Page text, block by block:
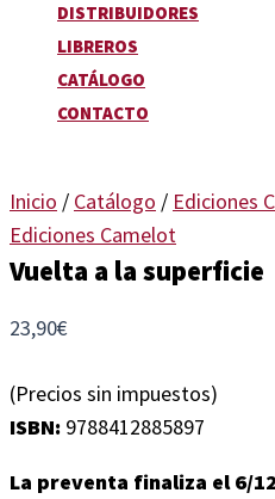
DISTRIBUIDORES
LIBREROS
CATÁLOGO
CONTACTO
Inicio / Catálogo / Ediciones
Ediciones Camelot
Vuelta a la superficie
23,90€
(Precios sin impuestos)
ISBN: 9788412885897
La preventa finaliza el 6/